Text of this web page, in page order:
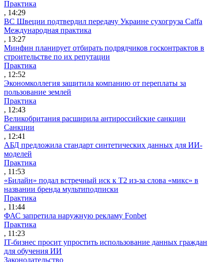
Практика
, 14:29
ВС Швеции подтвердил передачу Украине сухогруза Caffa
Международная практика
, 13:27
Минфин планирует отбирать подрядчиков госконтрактов в
строительстве по их репутации
Практика
, 12:52
Экономколлегия защитила компанию от переплаты за
пользование землей
Практика
, 12:43
Великобритания расширила антироссийские санкции
Санкции
, 12:41
АБД предложила стандарт синтетических данных для ИИ-
моделей
Практика
, 11:53
«Билайн» подал встречный иск к Т2 из-за слова «микс» в
названии бренда мультиподписки
Практика
, 11:44
ФАС запретила наружную рекламу Fonbet
Практика
, 11:23
IT-бизнес просит упростить использование данных граждан
для обучения ИИ
Законодательство